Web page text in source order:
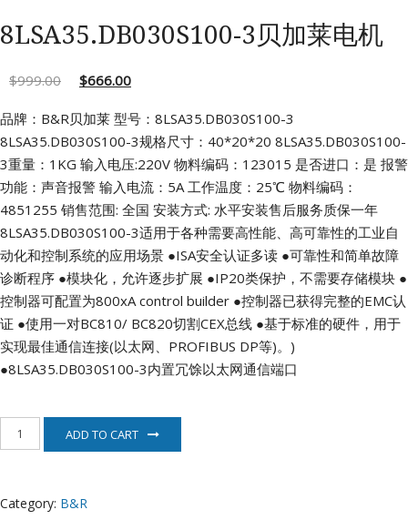
8LSA35.DB030S100-3贝加莱电机
$999.00 $666.00
品牌：B&R贝加莱 型号：8LSA35.DB030S100-3
8LSA35.DB030S100-3规格尺寸：40*20*20 8LSA35.DB030S100-
3重量：1KG 输入电压:220V 物料编码：123015 是否进口：是 报警
功能：声音报警 输入电流：5A工作温度：25℃ 物料编码：
4851255 销售范围: 全国 安装方式: 水平安装售后服务质保一年
8LSA35.DB030S100-3适用于各种需要高性能、高可靠性的工业自
动化和控制系统的应用场景 ●ISA安全认证多读 ●可靠性和简单故障
诊断程序 ●模块化，允许逐步扩展 ●IP20类保护，不需要存储模块 ●
控制器可配置为800xA control builder ●控制器已获得完整的EMC认
证 ●使用一对BC810/ BC820切割CEX总线 ●基于标准的硬件，用于
实现最佳通信连接(以太网、PROFIBUS DP等)。)
●8LSA35.DB030S100-3内置冗馀以太网通信端口
电
ADD TO CART
Category: B&R